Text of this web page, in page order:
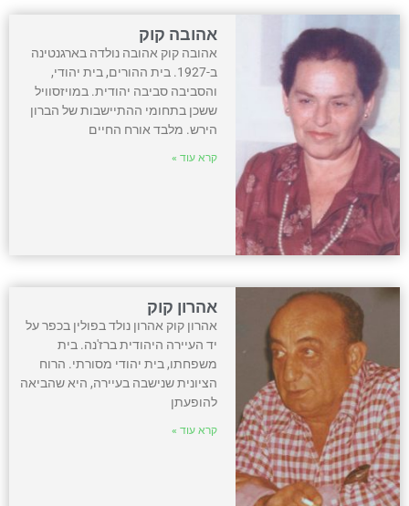
אהובה קוק
אהובה קוק אהובה נולדה בארגנטינה
ב-1927. בית ההורים, בית יהודי,
והסביבה סביבה יהודית. במויזסוויל
ששכן בתחומי ההתיישבות של הברון
הירש. מלבד אורח החיים
קרא עוד »
אהרון קוק
אהרון קוק אהרון נולד בפולין בכפר על
יד העיירה היהודית ברז'נה. בית
משפחתו, בית יהודי מסורתי. הרוח
הציונית שנישבה בעיירה, היא שהביאה
להופעתן
קרא עוד »